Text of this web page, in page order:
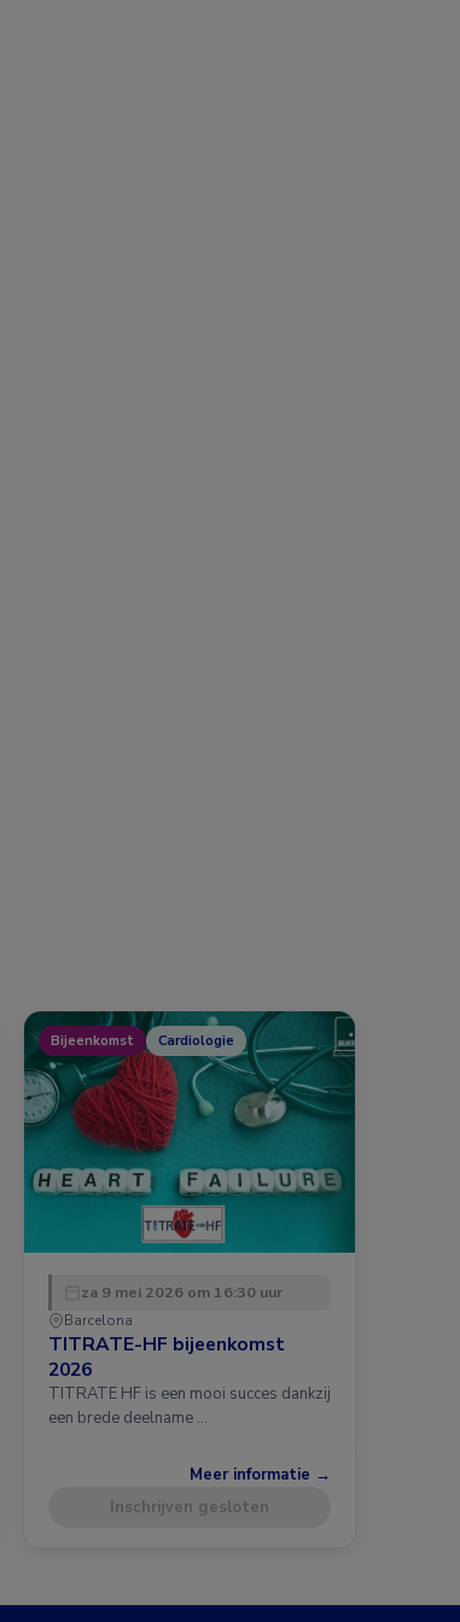
Bijeenkomst Cardiologie
za 9 mei 2026 om 16:30 uur
Barcelona
TITRATE-HF bijeenkomst
2026
TITRATE HF is een mooi succes dankzij
een brede deelname …
Meer informatie →
Inschrijven gesloten